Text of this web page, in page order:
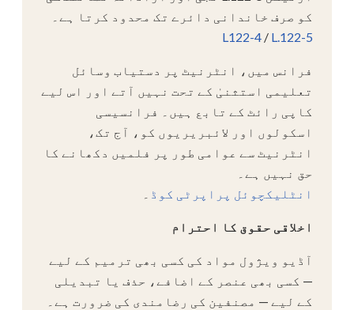
کو صرف خاندانی دائرے تک محدود کرتا ہے۔
L122-4 / L.122-5
فرانس میں، انٹرنیٹ پر دستیاب وسائل
تعلیمی استثنیٰ کے تحت نہیں آتے اور اس لیے
کاپی رائٹ کے تابع ہیں۔ فرانسیسی
اسکولوں اور لائبریریوں کو، آج تک،
انٹرنیٹ سے عوامی طور پر فلمیں دکھانے کا
حق نہیں ہے۔
انٹلیکچوئل پراپرٹی کوڈ
اخلاقی حقوق کا احترام
آڈیو ویژول مواد کی کسی بھی ترمیم کے لیے
— کسی بھی عنصر کے اضافے، حذف یا تبدیلی
کے لیے — مصنفین کی رضامندی کی ضرورت ہے۔